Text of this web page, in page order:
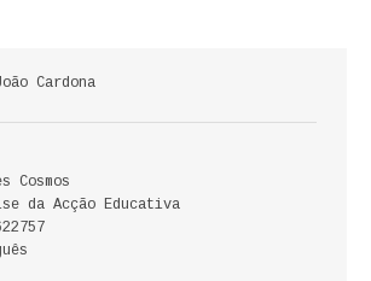
E VÍRGULA
Cardona
Cosmos
da Acção Educativa